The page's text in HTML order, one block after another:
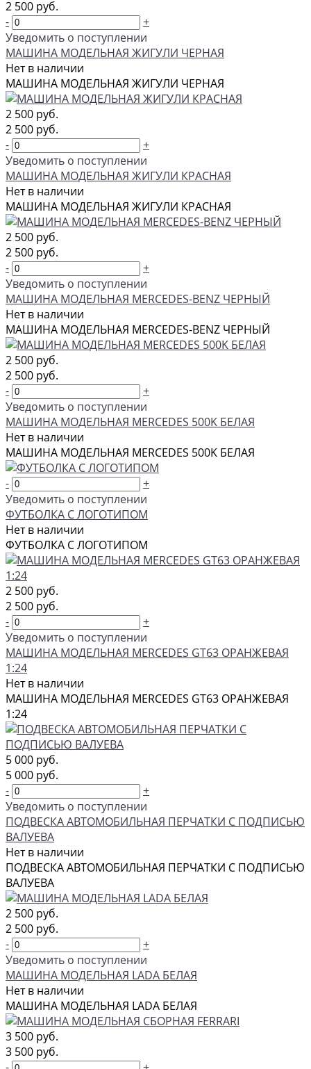
2 500 руб.
-
+
Уведомить о поступлении
МАШИНА МОДЕЛЬНАЯ ЖИГУЛИ ЧЕРНАЯ
Нет в наличии
МАШИНА МОДЕЛЬНАЯ ЖИГУЛИ ЧЕРНАЯ
2 500 руб.
2 500 руб.
-
+
Уведомить о поступлении
МАШИНА МОДЕЛЬНАЯ ЖИГУЛИ КРАСНАЯ
Нет в наличии
МАШИНА МОДЕЛЬНАЯ ЖИГУЛИ КРАСНАЯ
2 500 руб.
2 500 руб.
-
+
Уведомить о поступлении
МАШИНА МОДЕЛЬНАЯ MERCEDES-BENZ ЧЕРНЫЙ
Нет в наличии
МАШИНА МОДЕЛЬНАЯ MERCEDES-BENZ ЧЕРНЫЙ
2 500 руб.
2 500 руб.
-
+
Уведомить о поступлении
МАШИНА МОДЕЛЬНАЯ MERCEDES 500K БЕЛАЯ
Нет в наличии
МАШИНА МОДЕЛЬНАЯ MERCEDES 500K БЕЛАЯ
-
+
Уведомить о поступлении
ФУТБОЛКА С ЛОГОТИПОМ
Нет в наличии
ФУТБОЛКА С ЛОГОТИПОМ
2 500 руб.
2 500 руб.
-
+
Уведомить о поступлении
МАШИНА МОДЕЛЬНАЯ MERCEDES GT63 ОРАНЖЕВАЯ
1:24
Нет в наличии
МАШИНА МОДЕЛЬНАЯ MERCEDES GT63 ОРАНЖЕВАЯ
1:24
5 000 руб.
5 000 руб.
-
+
Уведомить о поступлении
ПОДВЕСКА АВТОМОБИЛЬНАЯ ПЕРЧАТКИ С ПОДПИСЬЮ
ВАЛУЕВА
Нет в наличии
ПОДВЕСКА АВТОМОБИЛЬНАЯ ПЕРЧАТКИ С ПОДПИСЬЮ
ВАЛУЕВА
2 500 руб.
2 500 руб.
-
+
Уведомить о поступлении
МАШИНА МОДЕЛЬНАЯ LADA БЕЛАЯ
Нет в наличии
МАШИНА МОДЕЛЬНАЯ LADA БЕЛАЯ
3 500 руб.
3 500 руб.